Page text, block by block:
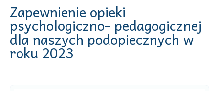
Zapewnienie opieki
psychologiczno- pedagogicznej
dla naszych podopiecznych w
roku 2023